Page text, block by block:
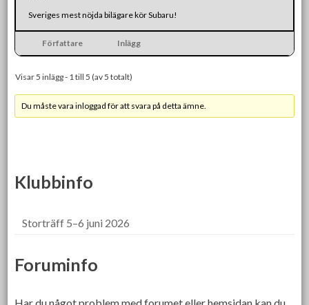
Sveriges mest nöjda bilägare kör Subaru!
Författare Inlägg
Visar 5 inlägg - 1 till 5 (av 5 totalt)
Du måste vara inloggad för att svara på detta ämne.
Klubbinfo
Storträff 5–6 juni 2026
Foruminfo